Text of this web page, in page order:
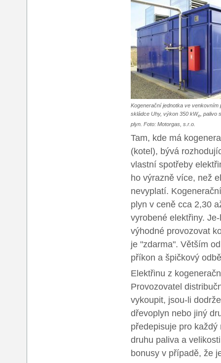
Kogenerační jednotka ve venkovním
skládce Uhy, výkon 350 kWe , palivo
plyn. Foto: Motorgas, s.r.o.
Tam, kde má
(kotel), bývá
vlastní spotřeby
ho výrazně více, než
nevyplatí.
plyn v ceně cca 2,30
vyrobené elektřiny.
výhodné provozovat
je "zdarma". Větším
příkon a špičkový
Elektřinu z
Provozovatel
vykoupit, jsou-li
dřevoplyn nebo jiný
předepisuje pro
druhu paliva a
bonusy v případě, že